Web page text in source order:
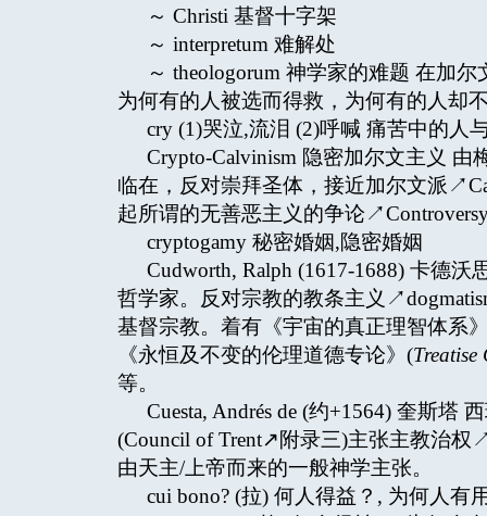
～ Christi 基督十字架
～ interpretum 难解处
～ theologorum 神学家的难题 在加
为何有的人被选而得救，为何有的人却
cry (1)哭泣,流泪 (2)呼喊 痛苦中的人
Crypto-Calvinism 隐密加尔文主义
临在，反对崇拜圣体，接近加尔文派
起所谓的无善恶主义的争论
cryptogamy 秘密婚姻,隐密婚姻
Cudworth, Ralph (1617-1688) 卡德
哲学家。反对宗教的教条主义
基督宗教。着有《宇宙的真正理智体系
《永恒及不变的伦理道德专论》(
等。
Cuesta, Andrés de (约+1564) 奎斯塔
(Council of Trent↗附录三)主张主教治
由天主/上帝而来的一般神学主张。
cui bono? (拉) 何人得益？, 为何人有